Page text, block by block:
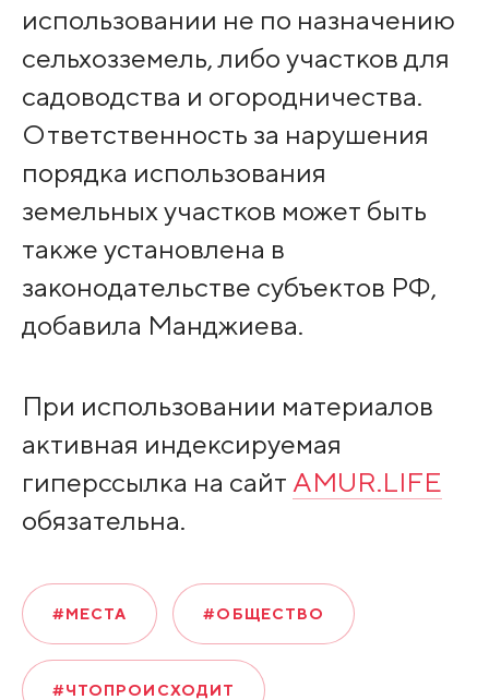
использовании не по назначению
сельхозземель, либо участков для
садоводства и огородничества.
Ответственность за нарушения
порядка использования
земельных участков может быть
также установлена в
законодательстве субъектов РФ,
добавила Манджиева.
При использовании материалов
активная индексируемая
гиперссылка на сайт AMUR.LIFE
обязательна.
#МЕСТА #ОБЩЕСТВО
#ЧТОПРОИСХОДИТ